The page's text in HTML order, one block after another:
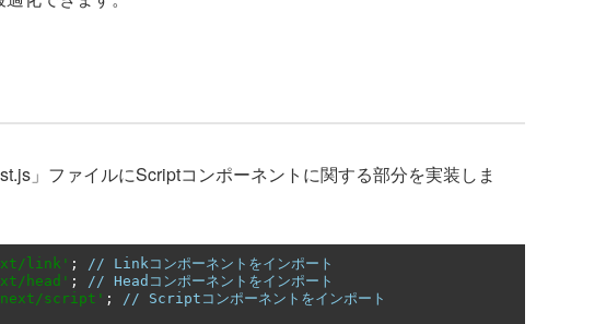
」ファイルにScriptコンポーネントに関する部分を実装しま
link' ;
// Linkコンポーネントをインポート
head' ;
// Headコンポーネントをインポート
script' ; // Scriptコンポーネントをインポート